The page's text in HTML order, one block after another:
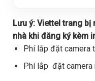
Lưu ý: Viettel trang bị
nhà khi đăng ký kèm
Phí lắp đặt camera
Phí lắp đặt